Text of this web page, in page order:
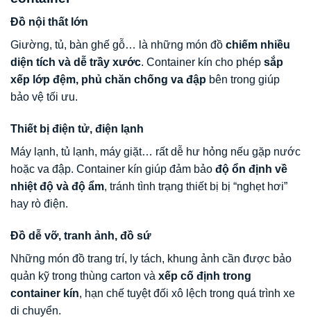
Đồ nội thất lớn
Giường, tủ, bàn ghế gỗ… là những món đồ chiếm nhiều
diện tích và dễ trầy xước. Container kín cho phép sắp
xếp lớp đệm, phủ chăn chống va đập bên trong giúp
bảo vệ tối ưu.
Thiết bị điện tử, điện lạnh
Máy lạnh, tủ lạnh, máy giặt… rất dễ hư hỏng nếu gặp nước
hoặc va đập. Container kín giúp đảm bảo độ ổn định về
nhiệt độ và độ ẩm, tránh tình trạng thiết bị bị “nghẹt hơi”
hay rò điện.
Đồ dễ vỡ, tranh ảnh, đồ sứ
Những món đồ trang trí, ly tách, khung ảnh cần được bảo
quản kỹ trong thùng carton và xếp cố định trong
container kín, hạn chế tuyệt đối xô lệch trong quá trình xe
di chuyển.